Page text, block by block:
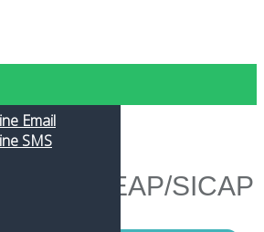
Email
SMS
in SEAP/SICAP